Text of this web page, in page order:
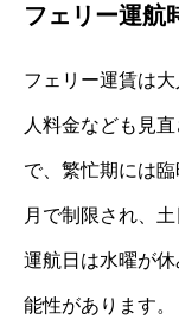
フェリー運航
フェリー運賃は
人料金なども見
で、繁忙期には
月で制限され、
運航日は水曜が
能性があります。